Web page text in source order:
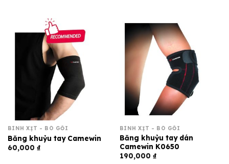
BÌNH XỊT - BÓ GỐI
Băng khuỷu tay Camewin
60,000 ₫
BÌNH XỊT - BÓ GỐI
Băng khuỷu tay dán
Camewin K0650
190,000 ₫